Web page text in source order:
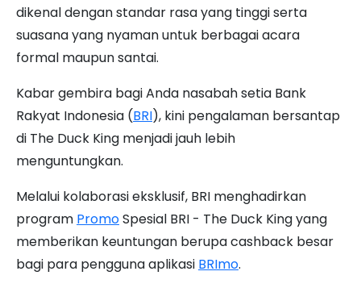
dikenal dengan standar rasa yang tinggi serta
suasana yang nyaman untuk berbagai acara
formal maupun santai.
Kabar gembira bagi Anda nasabah setia Bank
Rakyat Indonesia (BRI), kini pengalaman bersantap
di The Duck King menjadi jauh lebih
menguntungkan.
Melalui kolaborasi eksklusif, BRI menghadirkan
program PromoSpesial BRI - The Duck King yang
memberikan keuntungan berupa cashback besar
bagi para pengguna aplikasi BRImo.